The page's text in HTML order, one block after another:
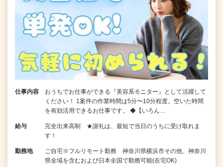
仕事内容
おうちでお仕事ができる『美容系モニター』として活躍して
ください！ 1案件の作業時間は5分〜10分程度。空いた時間
を有効活用できるお仕事です。 ◆【いろん…
給与
完全出来高制 ★謝礼は、最短で当日のうちに受け取れま
す！
勤務地
ご自宅※フルリモート勤務 神奈川県横浜市その他、神奈川
県全域を含むおよび日本全国で勤務可能(在宅OK)